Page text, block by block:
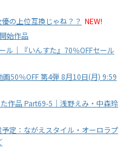
の上位互換じゃね？？ NEW!
始作品
ル｜『いんすた』70％OFFセール
画50％OFF 第4弾 8月10日(月) 9:59
作品 Part69-5｜浅野えみ・中森玲
定：ながえスタイル・オーロラプ